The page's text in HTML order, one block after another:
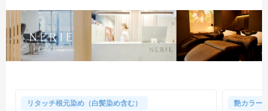
リタッチ根元染め（白髪染め含む） 艶カラー